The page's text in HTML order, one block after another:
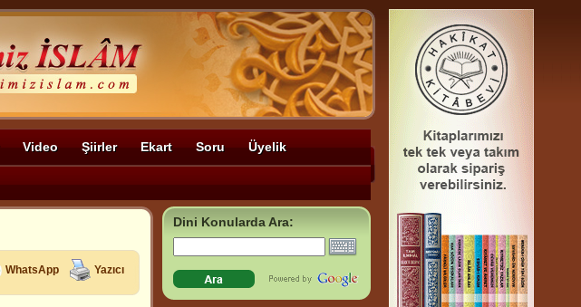
Video Şiirler Ekart Soru Üyelik
WhatsApp Yazıcı
Dini Konularda Ara: